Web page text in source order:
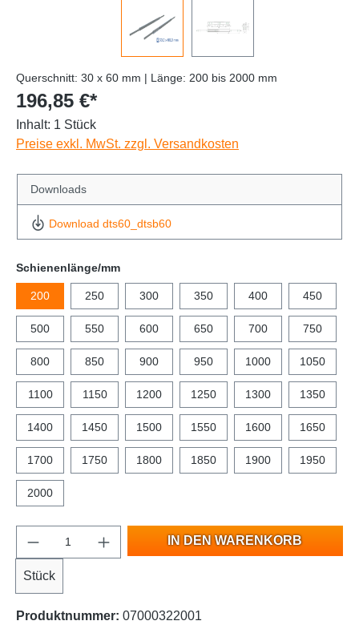
Querschnitt: 30 x 60 mm | Länge: 200 bis 2000 mm
196,85 €*
Inhalt: 1 Stück
Preise exkl. MwSt. zzgl. Versandkosten
Downloads
Download dts60_dtsb60
Schienenlänge/mm
200 250 300 350 400 450
500 550 600 650 700 750
800 850 900 950 1000 1050
1100 1150 1200 1250 1300 1350
1400 1450 1500 1550 1600 1650
1700 1750 1800 1850 1900 1950
2000
Stück
IN DEN WARENKORB
Produktnummer: 07000322001